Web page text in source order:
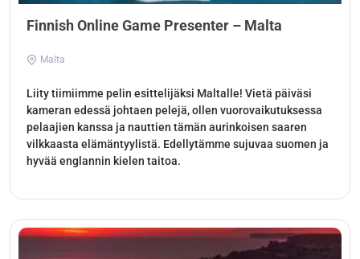
Finnish Online Game Presenter – Malta
Malta
Liity tiimiimme pelin esittelijäksi Maltalle! Vietä päiväsi
kameran edessä johtaen pelejä, ollen vuorovaikutuksessa
pelaajien kanssa ja nauttien tämän aurinkoisen saaren
vilkkaasta elämäntyylistä. Edellytämme sujuvaa suomen ja
hyvää englannin kielen taitoa.